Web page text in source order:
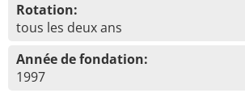
Rotation:
tous les deux ans
Année de fondation:
1997